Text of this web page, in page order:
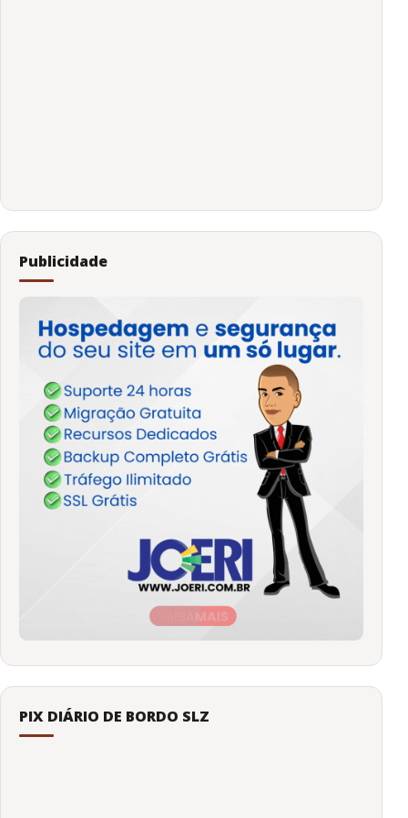
Publicidade
PIX DIÁRIO DE BORDO SLZ